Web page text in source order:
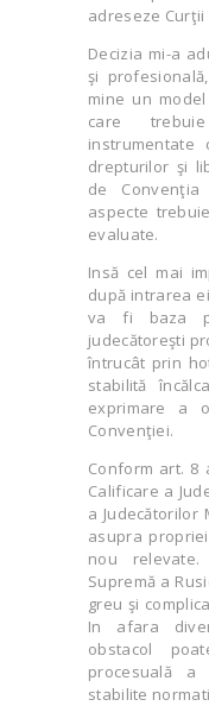
adreseze
Decizia mi-a
şi
mine un
care
instrumentate
drepturilor şi
de
aspecte
evaluate.
Insă cel mai
după intrarea
va fi baza
judecătoreşti
întrucât prin
stabilită
exprimare a
Convenţiei.
Conform art. 8
Calificare a
a Judecătorilor
asupra
nou
Supremă a
greu şi
In afara
obstacol
procesuală a
stabilite